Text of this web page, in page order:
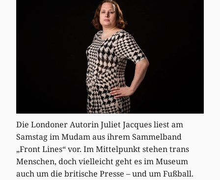
Die Londoner Autorin Juliet Jacques liest am
Samstag im Mudam aus ihrem Sammelband
„Front Lines“ vor. Im Mittelpunkt stehen trans
Menschen, doch vielleicht geht es im Museum
auch um die britische Presse – und um Fußball.